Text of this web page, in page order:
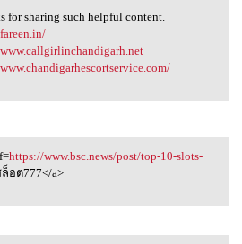
for sharing such
for sharing such helpful content.
www.bsc.news
https://www.bsc.news/post/top-10-slots-
อต777</a>